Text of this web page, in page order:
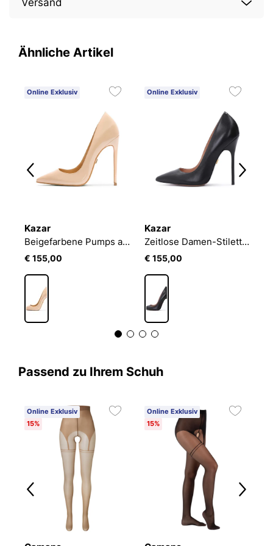
Ähnliche Artikel
Online Exklusiv
Kazar
Beigefarbene Pumps aus Lackleder
€ 155,00
Online Exklusiv
Kazar
Zeitlose Damen-Stilettos in universellem Schwarz
€ 155,00
Passend zu Ihrem Schuh
Online Exklusiv
15%
Online Exklusiv
15%